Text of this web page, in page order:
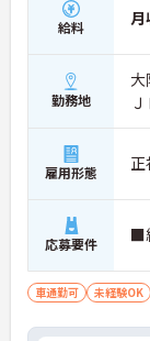
給料 月
勤務地
大
雇用形態
応募要件 ■
車通勤可 未経験OK